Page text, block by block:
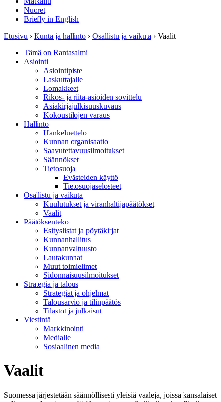
Nuoret
Briefly in English
Etusivu › Kunta ja hallinto › Osallistu ja vaikuta › Vaalit
Tämä on Rantasalmi
Asiointi
Asiointipiste
Laskuttajalle
Lomakkeet
Rikos- ja riita-asioiden sovittelu
Asiakirjajulkisuuskuvaus
Kokoustilojen varaus
Hallinto
Hankeluettelo
Kunnan organisaatio
Saavutettavuusilmoitukset
Säännökset
Tietosuoja
Evästeiden käyttö
Tietosuojaselosteet
Osallistu ja vaikuta
Kuulutukset ja viranhaltijapäätökset
Vaalit
Päätöksenteko
Esityslistat ja pöytäkirjat
Kunnanhallitus
Kunnanvaltuusto
Lautakunnat
Muut toimielimet
Sidonnaisuusilmoitukset
Strategia ja talous
Strategiat ja ohjelmat
Talousarvio ja tilinpäätös
Tilastot ja julkaisut
Viestintä
Markkinointi
Medialle
Sosiaalinen media
Vaalit
Suomessa järjestetään säännöllisesti yleisiä vaaleja, joissa kansalaiset